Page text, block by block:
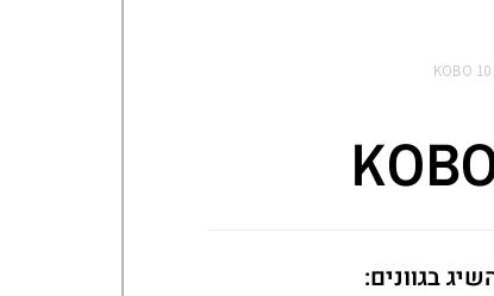
KOBO 10
בגוונים: